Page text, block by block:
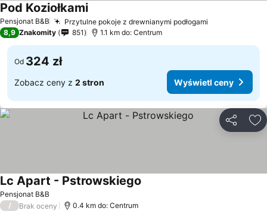
Pensjonat B&B Przytulne pokoje z drewnianymi podłogami
Pod Koziołkami
8,9 Znakomity 851 1.1 km do: Centrum
Od 324 zł
Zobacz ceny z 2 stron Wyświetl ceny
Pensjonat B&B
Lc Apart - Pstrowskiego
/ Brak oceny 0.4 km do: Centrum